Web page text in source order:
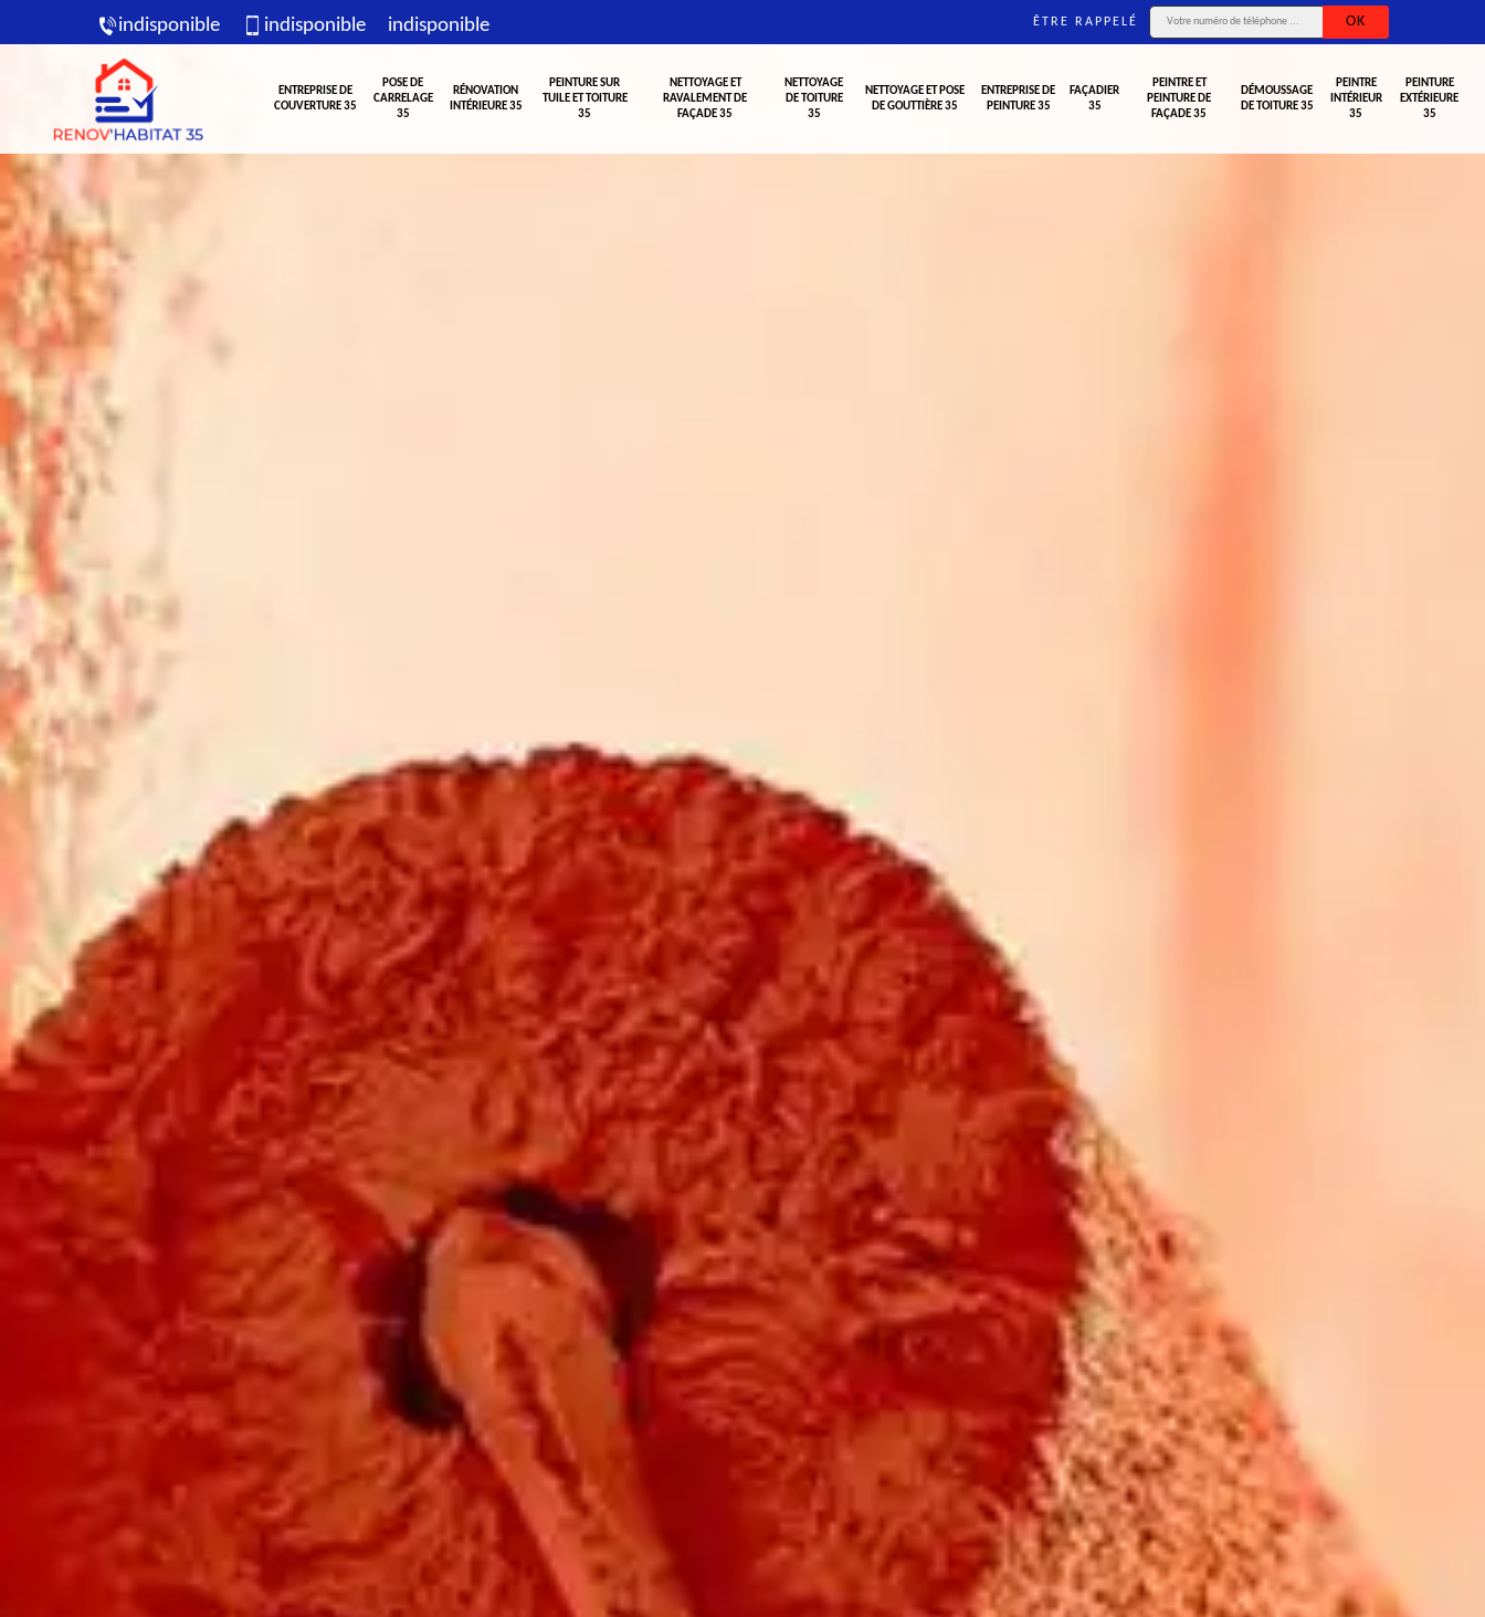
indisponible indisponible indisponible ÊTRE RAPPELÉ
ENTREPRISE DE
COUVERTURE 35
POSE DE
CARRELAGE
35
RÉNOVATION
INTÉRIEURE 35
PEINTURE SUR
TUILE ET TOITURE
35
NETTOYAGE ET
RAVALEMENT DE
FAÇADE 35
NETTOYAGE
DE TOITURE
35
NETTOYAGE ET POSE
DE GOUTTIÈRE 35
ENTREPRISE DE
PEINTURE 35
FAÇADIER
35
PEINTRE ET
PEINTURE DE
FAÇADE 35
DÉMOUSSAGE
DE TOITURE 35
PEINTRE
INTÉRIEUR
35
PEINTURE
EXTÉRIEURE
35